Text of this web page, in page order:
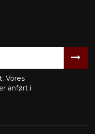
Vores
anført i